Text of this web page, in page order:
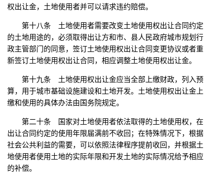
权出让金，土地使用者并可以请求违约赔偿。
第十八条 土地使用者需要改变土地使用权出让合同约定
的土地用途的，必须取得出让方和市、县人民政府城市规划行
政主管部门的同意，签订土地使用权出让合同变更协议或者重
新签订土地使用权出让合同，相应调整土地使用权出让金。
第十九条 土地使用权出让金应当全部上缴财政，列入预
算，用于城市基础设施建设和土地开发。土地使用权出让金上
缴和使用的具体办法由国务院规定。
第二十条 国家对土地使用者依法取得的土地使用权，在
出让合同约定的使用年限届满前不收回；在特殊情况下，根据
社会公共利益的需要，可以依照法律程序提前收回，并根据土
地使用者使用土地的实际年限和开发土地的实际情况给予相应
的补偿。